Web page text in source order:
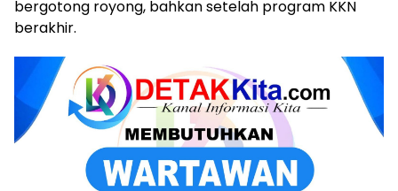
bergotong royong, bahkan setelah program KKN
berakhir.